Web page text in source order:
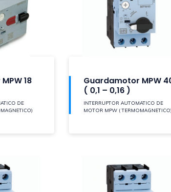
18
DE
Guardamotor MPW
( 0,1 – 0,16 )
INTERRUPTOR AUTOMATICO DE
MOTOR MPW (